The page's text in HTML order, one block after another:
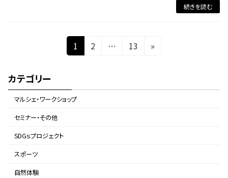
続きを読む
の
ペ
ー
ジ
送
り
固
定
ジ
1
固
ジ
2 …
固
ジ
13 »
カテゴリー
マルシェ・ワークショップ
セミナー・その他
SDGｓプロジェクト
スポーツ
自然体験